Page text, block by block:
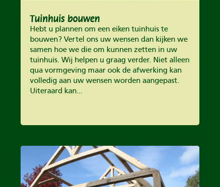
Tuinhuis bouwen
Hebt u plannen om een eiken tuinhuis te
bouwen? Vertel ons uw wensen dan kijken we
samen hoe we die om kunnen zetten in uw
tuinhuis. Wij helpen u graag verder. Niet alleen
qua vormgeving maar ook de afwerking kan
volledig aan uw wensen worden aangepast.
Uiteraard kan...